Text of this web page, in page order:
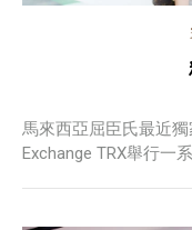
馬來西亞屈臣氏最近
Exchange TRX舉行一